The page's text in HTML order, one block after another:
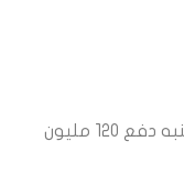
العراق يكسب دعوى قضائية دولية تجنبه دفع 120 مليون